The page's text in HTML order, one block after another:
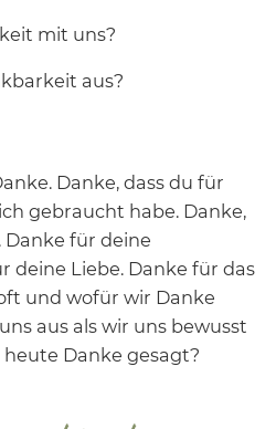
mit uns?
aus?
Danke, dass du für
gebraucht habe. Danke,
Danke für deine
deine Liebe. Danke für das
und wofür wir Danke
aus als wir uns bewusst
Danke gesagt?